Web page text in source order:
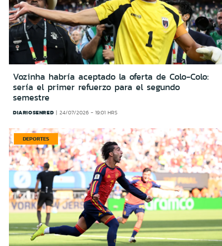
Vozinha habría aceptado la oferta de Colo-Colo:
sería el primer refuerzo para el segundo
semestre
DIARIOSENRED 24/07/2026 - 19:01 HRS
DEPORTES